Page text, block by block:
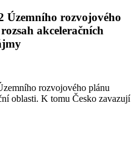
Územního rozvojového
akceleračních
rozvojového plánu
oblasti. K tomu Česko zavazují